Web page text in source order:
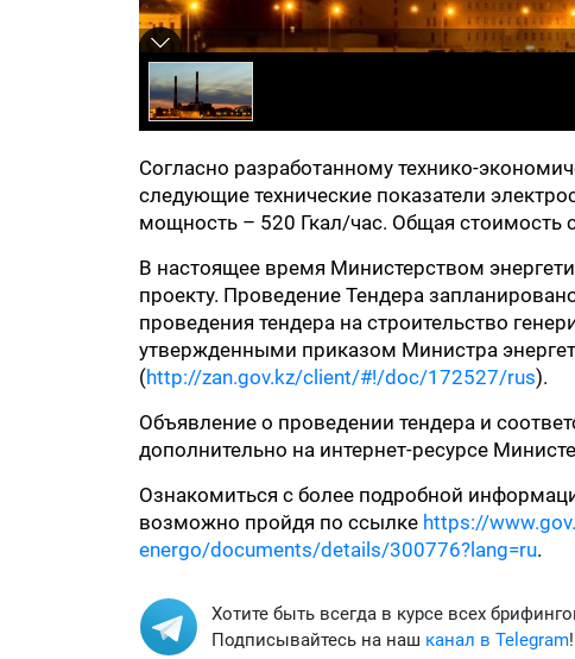
Согласно разработанному технико-
следующие технические показатели
мощность – 520 Гкал/час. Общая стоимость
В настоящее время Министерством
проекту. Проведение Тендера
проведения тендера на строительство
утвержденными приказом Министра
(http://zan.gov.kz/client/#!/doc/172527/rus).
Объявление о проведении тендера и
дополнительно на интернет-ресурсе
Ознакомиться с более подробной
возможно пройдя по ссылке https://
energo/documents/details/300776?lang=ru.
Хотите быть всегда в курсе всех
Подписывайтесь на наш канал в Telegram!